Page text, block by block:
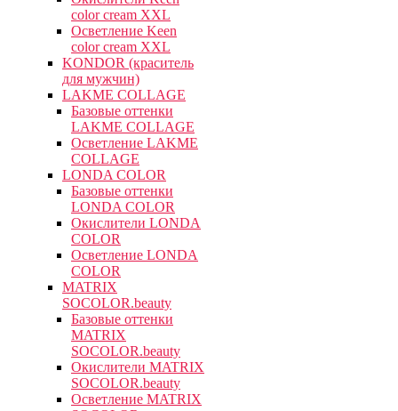
color cream XXL
Осветление Keen
color cream XXL
KONDOR (краситель
для мужчин)
LAKME COLLAGE
Базовые оттенки
LAKME COLLAGE
Осветление LAKME
COLLAGE
LONDA COLOR
Базовые оттенки
LONDA COLOR
Окислители LONDA
COLOR
Осветление LONDA
COLOR
MATRIX
SOCOLOR.beauty
Базовые оттенки
MATRIX
SOCOLOR.beauty
Окислители MATRIX
SOCOLOR.beauty
Осветление MATRIX